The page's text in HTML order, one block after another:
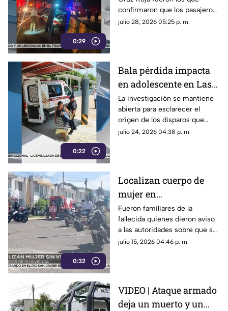
0:29
Coatepec
confirmaron que los pasajeros
del taxi ya no contaban con
julio 28, 2026 05:25 p. m.
0:22
Bala pérdida impacta
en adolescente en Las
Choapas ¿cuál es su
estado de salud?
La investigación se mantiene
abierta para esclarecer el
origen de los disparos que
terminaron lesionando a una
julio 24, 2026 04:38 p. m.
0:32
Localizan cuerpo de
mujer en
fraccionamiento
Lienzos Dos ¿quién es?
Fueron familiares de la
fallecida quienes dieron aviso
a las autoridades sobre que su
cuerpo se encontraba sin vida
julio 15, 2026 04:46 p. m.
VIDEO | Ataque armado
deja un muerto y un